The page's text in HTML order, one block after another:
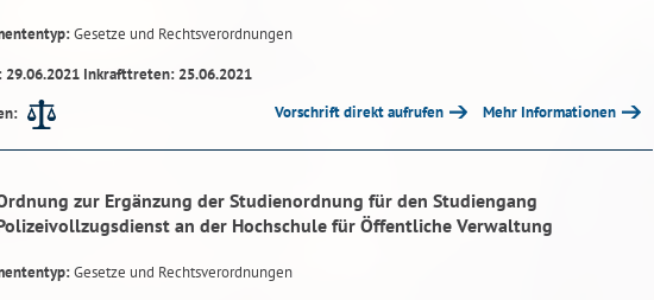
Gesetze und Rechtsverordnungen
29.06.2021 Inkrafttreten: 25.06.2021
Vorschrift direkt aufrufen Mehr Informationen
zur Ergänzung der Studienordnung für den Studiengang
an der Hochschule für Öffentliche Verwaltung
Gesetze und Rechtsverordnungen